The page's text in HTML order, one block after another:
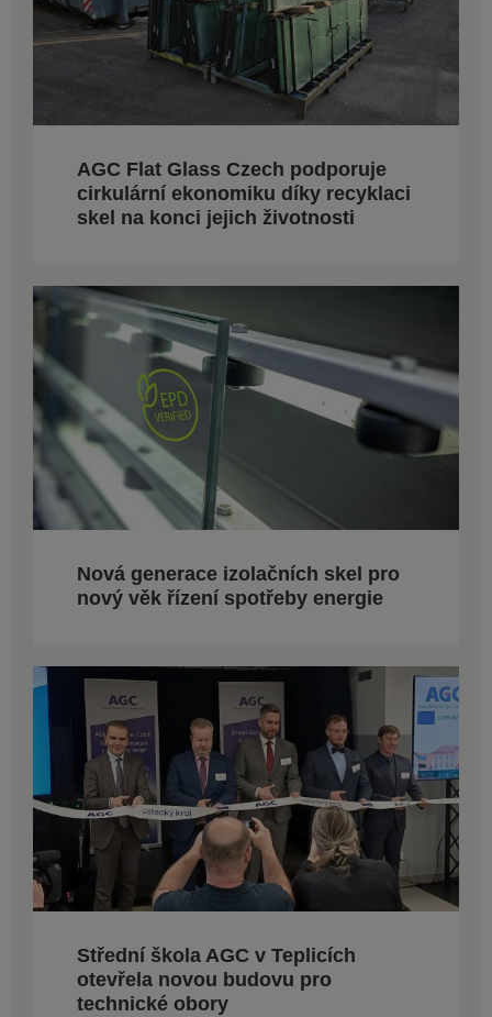
AGC Flat Glass Czech podporuje
cirkulární ekonomiku díky recyklaci
skel na konci jejich životnosti
Nová generace izolačních skel pro
nový věk řízení spotřeby energie
Střední škola AGC v Teplicích
otevřela novou budovu pro
technické obory